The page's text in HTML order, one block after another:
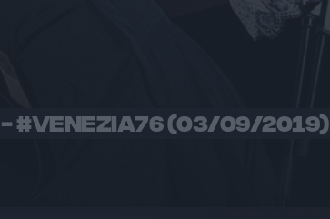
- #VENEZIA76 (03/09/2019)